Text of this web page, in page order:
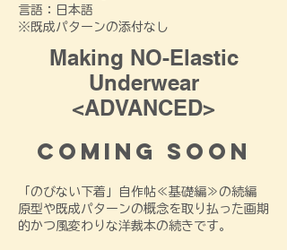
​言語：日本語
​※既成パターンの添付なし​​​​​​
Making NO-Elastic
Underwear
<ADVANCED>
Coming soon
「のびない下着」自作帖≪基礎編≫の続編
​原型や既成パターンの概念を取り払った画期
的かつ風変わりな洋裁本の続きです。